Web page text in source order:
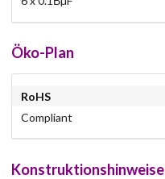
Öko-Plan
RoHS
Compliant
Konstruktionshinweise